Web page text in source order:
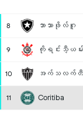
8 ဘာသာဖိုလ်ဂူ
9 ကိုရင်းသီ့ယမ်
10
11 Coritiba